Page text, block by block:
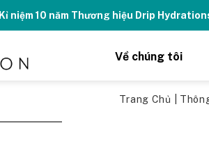
Kỉ niệm 10 năm Thương hiệu Drip
Về chúng tôi
Trang Chủ